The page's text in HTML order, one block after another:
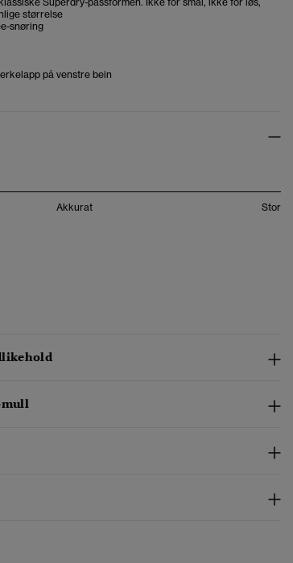
størrelse
snøring
på venstre bein
Akkurat Stor